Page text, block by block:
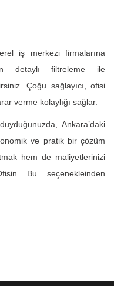
iş merkezi firmalarına
detaylı filtreleme ile
Çoğu sağlayıcı, ofisi
verme kolaylığı sağlar.
Ankara’daki
ve pratik bir çözüm
hem de maliyetlerinizi
Bu seçenekleinden